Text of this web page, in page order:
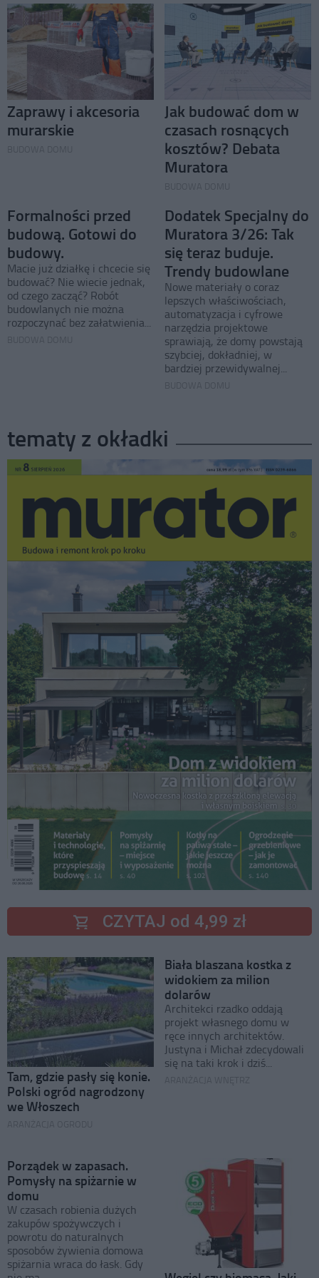
Zaprawy i akcesoria
murarskie
Jak budować dom w
czasach rosnących
kosztów? Debata
Muratora
Formalności przed
budową. Gotowi do
budowy.
Macie już działkę i chcecie się
budować? Nie wiecie jednak,
od czego zacząć? Robót
budowlanych nie można
rozpoczynać bez załatwienia...
Dodatek Specjalny do
Muratora 3/26: Tak
się teraz buduje.
Trendy budowlane
Nowe materiały o coraz
lepszych właściwościach,
automatyzacja i cyfrowe
narzędzia projektowe
sprawiają, że domy powstają
szybciej, dokładniej, w
bardziej przewidywalnej...
tematy z okładki
CZYTAJ od 4,99 zł
Tam, gdzie pasły się konie.
Polski ogród nagrodzony
we Włoszech
Biała blaszana kostka z
widokiem za milion
dolarów
Architekci rzadko oddają
projekt własnego domu w
ręce innych architektów.
Justyna i Michał zdecydowali
się na taki krok i dziś...
Porządek w zapasach.
Pomysły na spiżarnie w
domu
W czasach robienia dużych
zakupów spożywczych i
powrotu do naturalnych
sposobów żywienia domowa
spiżarnia wraca do łask. Gdy